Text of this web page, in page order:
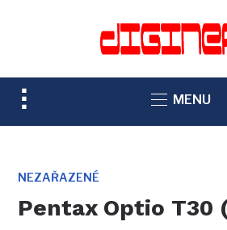
TOGGLE
SIDEBAR
NAVIGATION
MENU
NEZAŘAZENÉ
Pentax Optio T30